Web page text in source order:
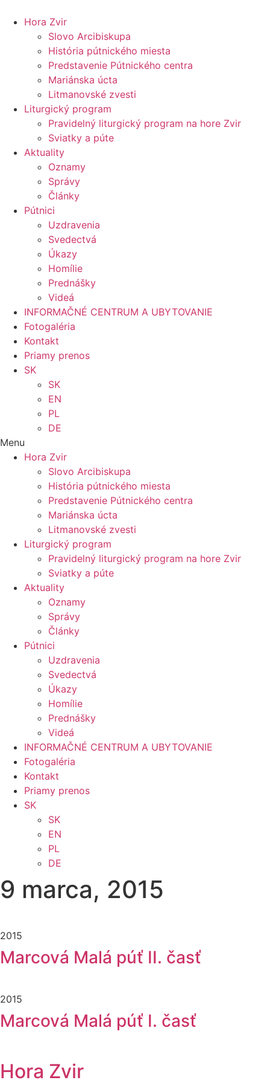
Hora Zvir
Slovo Arcibiskupa
História pútnického miesta
Predstavenie Pútnického centra
Mariánska úcta
Litmanovské zvesti
Liturgický program
Pravidelný liturgický program na hore Zvir
Sviatky a púte
Aktuality
Oznamy
Správy
Články
Pútnici
Uzdravenia
Svedectvá
Úkazy
Homílie
Prednášky
Videá
INFORMAČNÉ CENTRUM A UBYTOVANIE
Fotogaléria
Kontakt
Priamy prenos
SK
SK
EN
PL
DE
Menu
Hora Zvir
Slovo Arcibiskupa
História pútnického miesta
Predstavenie Pútnického centra
Mariánska úcta
Litmanovské zvesti
Liturgický program
Pravidelný liturgický program na hore Zvir
Sviatky a púte
Aktuality
Oznamy
Správy
Články
Pútnici
Uzdravenia
Svedectvá
Úkazy
Homílie
Prednášky
Videá
INFORMAČNÉ CENTRUM A UBYTOVANIE
Fotogaléria
Kontakt
Priamy prenos
SK
SK
EN
PL
DE
9 marca, 2015
2015
Marcová Malá púť II. časť
2015
Marcová Malá púť I. časť
Hora Zvir